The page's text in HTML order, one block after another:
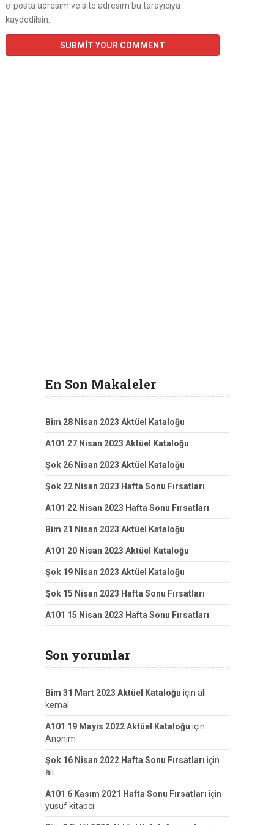
e-posta adresim ve site adresim bu tarayıcıya
kaydedilsin.
En Son Makaleler
Bim 28 Nisan 2023 Aktüel Kataloğu
A101 27 Nisan 2023 Aktüel Kataloğu
Şok 26 Nisan 2023 Aktüel Kataloğu
Şok 22 Nisan 2023 Hafta Sonu Fırsatları
A101 22 Nisan 2023 Hafta Sonu Fırsatları
Bim 21 Nisan 2023 Aktüel Kataloğu
A101 20 Nisan 2023 Aktüel Kataloğu
Şok 19 Nisan 2023 Aktüel Kataloğu
Şok 15 Nisan 2023 Hafta Sonu Fırsatları
A101 15 Nisan 2023 Hafta Sonu Fırsatları
Son yorumlar
Bim 31 Mart 2023 Aktüel Kataloğu için ali
kemal
A101 19 Mayıs 2022 Aktüel Kataloğu için
Anonim
Şok 16 Nisan 2022 Hafta Sonu Fırsatları için
ali
A101 6 Kasım 2021 Hafta Sonu Fırsatları için
yusuf kitapcı